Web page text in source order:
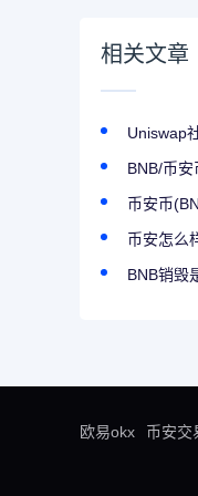
相关文章
Uniswap
BNB/币
币安币
币安怎么
BNB销毁
欧易okx 币安交